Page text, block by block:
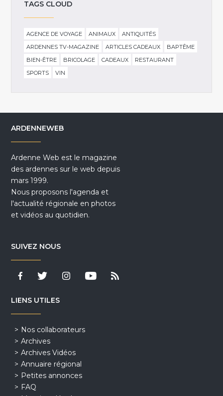
TAGS CLOUD
AGENCE DE VOYAGE ANIMAUX
ANTIQUITÉS
ARDENNES TV-MAGAZINE
ARTICLES CADEAUX
BAPTÊME
BIEN-ÊTRE
BRICOLAGE CADEAUX
RESTAURANT
SPORTS
VIN
ARDENNEWEB
Ardenne Web est le magazine
des ardennes sur le web depuis
mars 1999.
Nous proposons l'agenda et
l'actualité régionale en photos
et vidéos au quotidien.
SUIVEZ NOUS
LIENS UTILES
Nos collaborateurs
Archives
Archives Vidéos
Annuaire régional
Petites annonces
FAQ